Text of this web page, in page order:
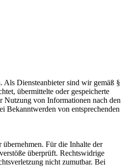
Diensteanbieter sind wir gemäß §
übermittelte oder gespeicherte
Nutzung von Informationen nach den
Bekanntwerden von entsprechenden
Für die Inhalte der
überprüft. Rechtswidrige
nicht zumutbar. Bei